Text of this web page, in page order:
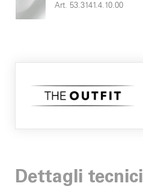
Art. 53.3141.4.10.00
Dettagli tecnici